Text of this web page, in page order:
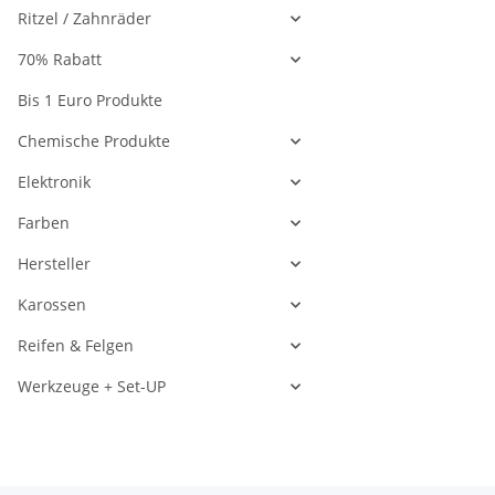
Ritzel / Zahnräder
70% Rabatt
Bis 1 Euro Produkte
Chemische Produkte
Elektronik
Farben
Hersteller
Karossen
Reifen & Felgen
Werkzeuge + Set-UP